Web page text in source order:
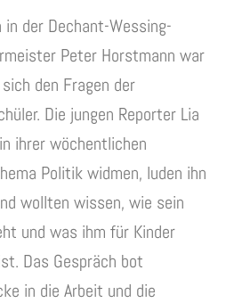
in der Dechant-Wessing-
Peter Horstmann war
den Fragen der
Die jungen Reporter Lia
ihrer wöchentlichen
Politik widmen, luden ihn
wollten wissen, wie sein
und was ihm für Kinder
Das Gespräch bot
in die Arbeit und die